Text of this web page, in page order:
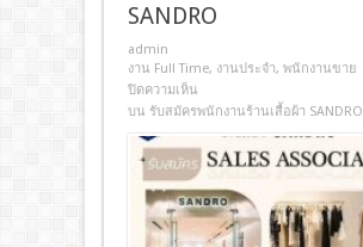
SANDRO
admin
งาน Full Time, งานประจํา, พนักงานขาย
ปิดความเห็น
บน รับสมัครพนักงานร้านเสื้อผ้า SANDRO